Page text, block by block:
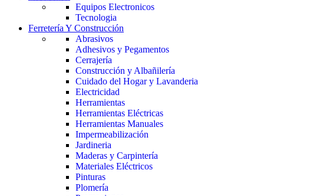
Equipos Electronicos
Tecnologia
Ferretería Y Construcción
Abrasivos
Adhesivos y Pegamentos
Cerrajería
Construcción y Albañilería
Cuidado del Hogar y Lavanderia
Electricidad
Herramientas
Herramientas Eléctricas
Herramientas Manuales
Impermeabilización
Jardineria
Maderas y Carpintería
Materiales Eléctricos
Pinturas
Plomería